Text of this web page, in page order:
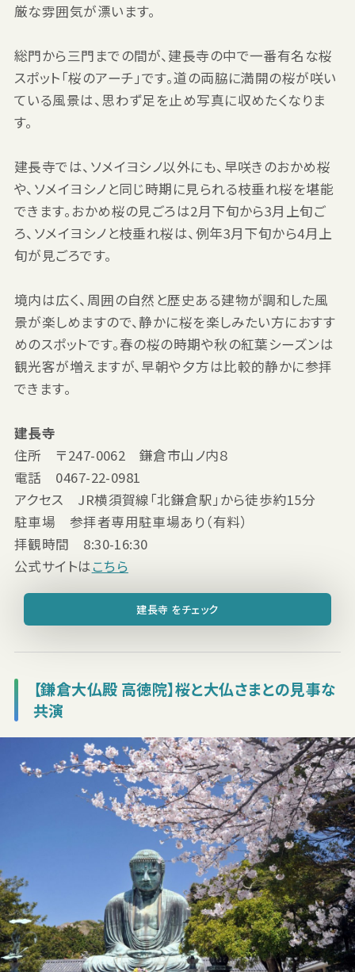
厳な雰囲気が漂います。
総門から三門までの間が、建長寺の中で一番有名な桜
スポット「桜のアーチ」です。道の両脇に満開の桜が咲い
ている風景は、思わず足を止め写真に収めたくなりま
す。
建長寺では、ソメイヨシノ以外にも、早咲きのおかめ桜
や、ソメイヨシノと同じ時期に見られる枝垂れ桜を堪能
できます。おかめ桜の見ごろは2月下旬から3月上旬ご
ろ、ソメイヨシノと枝垂れ桜は、例年3月下旬から4月上
旬が見ごろです。
境内は広く、周囲の自然と歴史ある建物が調和した風
景が楽しめますので、静かに桜を楽しみたい方におすす
めのスポットです。春の桜の時期や秋の紅葉シーズンは
観光客が増えますが、早朝や夕方は比較的静かに参拝
できます。
建長寺
住所 〒247-0062 鎌倉市山ノ内８
電話 0467-22-0981
アクセス JR横須賀線「北鎌倉駅」から徒歩約15分
駐車場 参拝者専用駐車場あり（有料）
拝観時間 8:30-16:30
公式サイトはこちら
建長寺 をチェック
【鎌倉大仏殿 高徳院】桜と大仏さまとの見事な
共演